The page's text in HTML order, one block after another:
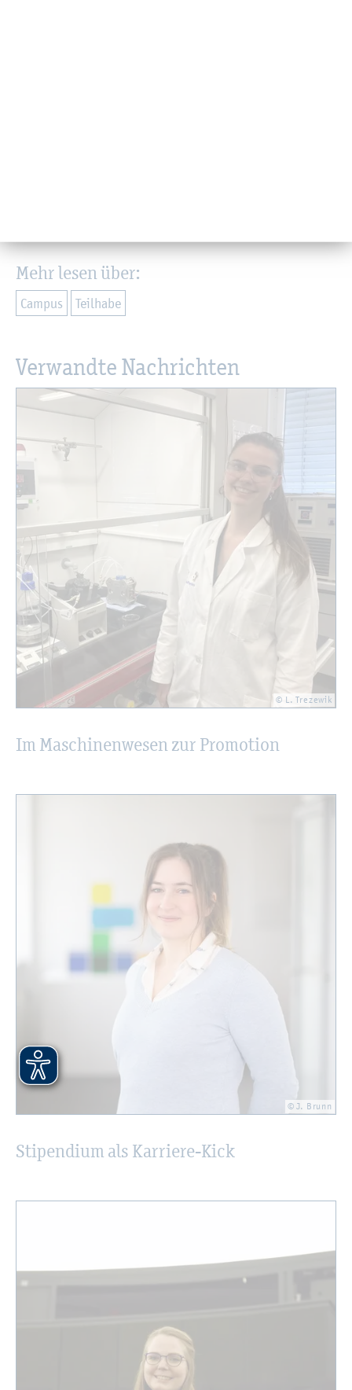
Mehr lesen über:
Cam­pus Teil­ha­be
Ver­wand­te Nach­rich­ten
© L. Tre­ze­wik
Im Ma­schi­nen­we­sen zur Pro­mo­ti­on
© J. Brunn
Sti­pen­di­um als Kar­rie­re-Kick